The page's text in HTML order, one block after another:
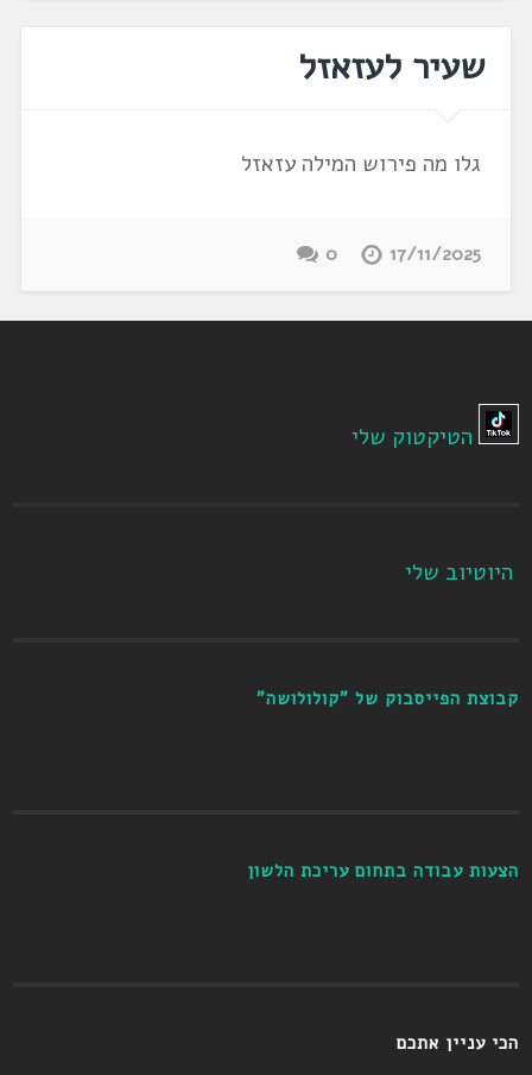
שעיר לעזאזל
גלו מה פירוש המילה עזאזל
17/11/2025
0
הטיקטוק שלי
היוטיוב שלי
קבוצת הפייסבוק של "קולולושה"
הצעות עבודה בתחום עריכת הלשון
הכי עניין אתכם